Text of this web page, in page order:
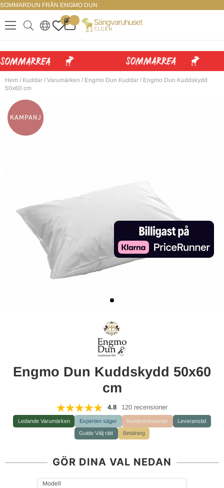
SOMMARDUN FRÅN ENGMO DUN
.
0
. ..
LOGGA IN
Hem / Kuddar / Varumärken / Engmo Dun Kuddar / Engmo Dun Kuddskydd
50x60 cm
Engmo Dun Kuddskydd 50x60
cm
4.8 120 recensioner
Ledande Varumärken Experten säger Kundrecensioner Leveranstid
Guide Välj rätt Betalning
GÖR DINA VAL NEDAN
Modell